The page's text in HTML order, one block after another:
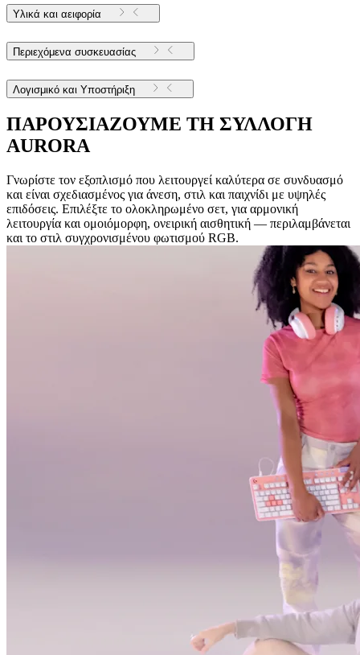
Υλικά και αειφορία
Περιεχόμενα συσκευασίας
Λογισμικό και Υποστήριξη
ΠΑΡΟΥΣΙΑΖΟΥΜΕ ΤΗ ΣΥΛΛΟΓΗ
AURORA
Γνωρίστε τον εξοπλισμό που λειτουργεί καλύτερα σε συνδυασμό
και είναι σχεδιασμένος για άνεση, στιλ και παιχνίδι με υψηλές
επιδόσεις. Επιλέξτε το ολοκληρωμένο σετ, για αρμονική
λειτουργία και ομοιόμορφη, ονειρική αισθητική — περιλαμβάνεται
και το στιλ συγχρονισμένου φωτισμού RGB.